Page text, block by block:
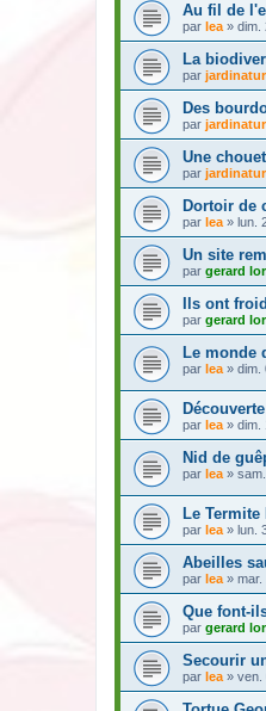
Au fil de
par lea » dim.
La
par
Des
par
Une
par
Dortoir de
par lea » lun.
Un site
par gerard
Ils ont
par gerard
Le monde
par lea » dim.
par lea » dim.
Nid de
par lea »
Le Termite
par lea » lun.
Abeilles
par lea » mar.
Que font-
par gerard
Secourir
par lea » ven.